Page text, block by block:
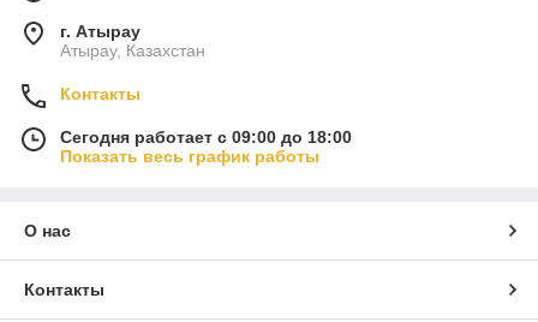
г. Атырау
Атырау, Казахстан
Контакты
Сегодня работает с 09:00 до 18:00
Показать весь график работы
О нас
Контакты